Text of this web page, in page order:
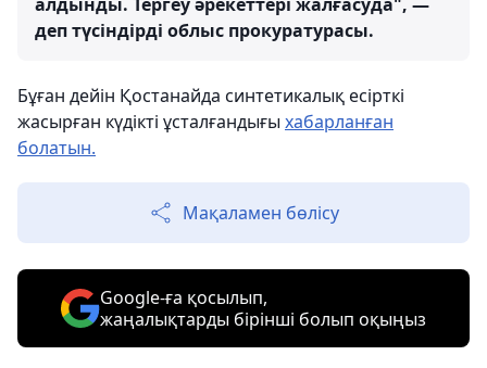
деп түсіндірді облыс прокуратурасы.
Бұған дейін Қостанайда синтетикалық есірткі
жасырған күдікті ұсталғандығы хабарланған
болатын.
Мақаламен бөлісу
Google-ға қосылып,
жаңалықтарды бірінші болып оқыңыз